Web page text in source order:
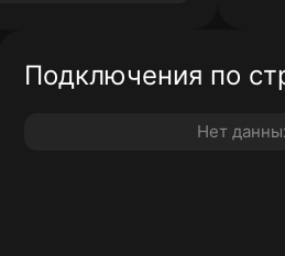
Подключения по
Нет